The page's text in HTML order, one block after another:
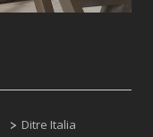
Ditre Italia